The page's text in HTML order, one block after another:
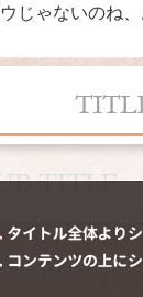
じゃないのね